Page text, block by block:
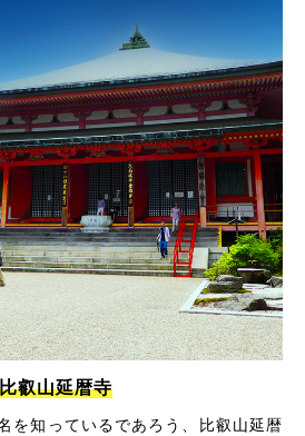
叡山延暦寺
を知っているであろう、比叡山延暦